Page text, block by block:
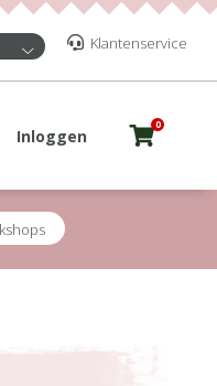
Klantenservice
Inloggen
0